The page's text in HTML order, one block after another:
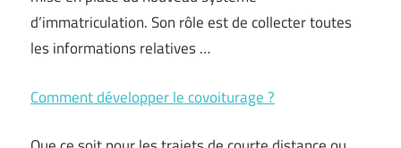
d’immatriculation. Son rôle est de collecter toutes
les informations relatives …
Comment développer le covoiturage ?